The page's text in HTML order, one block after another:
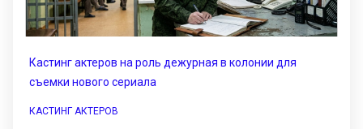
Кастинг актеров на роль дежурная в колонии для
съемки нового сериала
КАСТИНГ АКТЕРОВ